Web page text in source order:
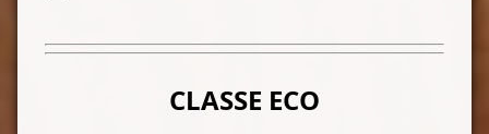
CLASSE ECO